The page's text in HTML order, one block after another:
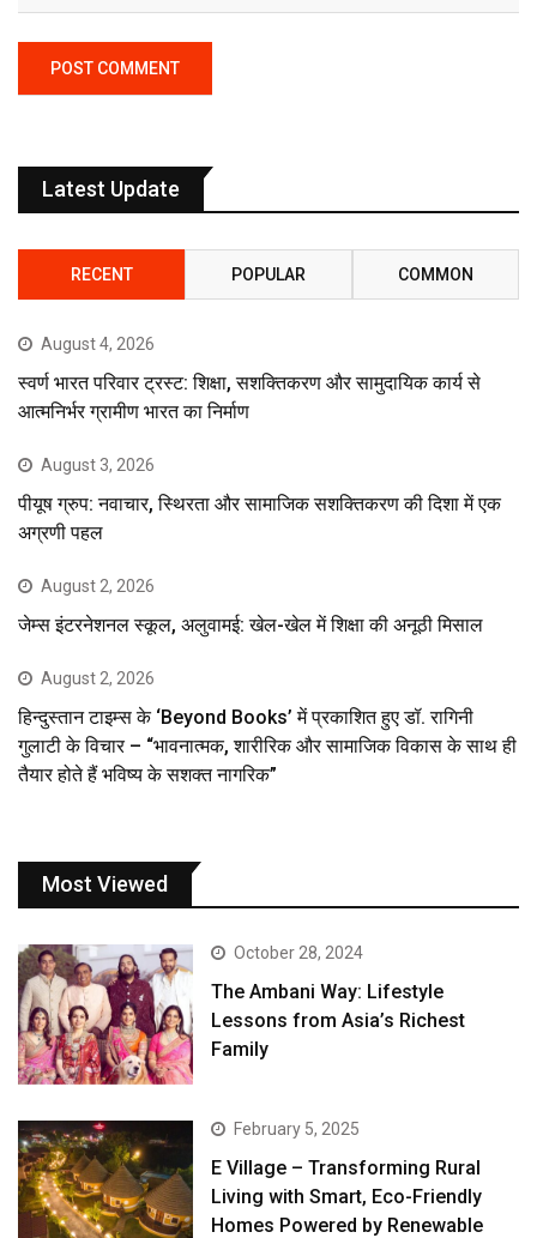
Latest Update
RECENT POPULAR COMMON
August 4, 2026
स्वर्ण भारत परिवार ट्रस्ट: शिक्षा, सशक्तिकरण और सामुदायिक कार्य से
आत्मनिर्भर ग्रामीण भारत का निर्माण
August 3, 2026
पीयूष ग्रुप: नवाचार, स्थिरता और सामाजिक सशक्तिकरण की दिशा में एक
अग्रणी पहल
August 2, 2026
जेम्स इंटरनेशनल स्कूल, अलुवामई: खेल-खेल में शिक्षा की अनूठी मिसाल
August 2, 2026
हिन्दुस्तान टाइम्स के ‘Beyond Books’ में प्रकाशित हुए डॉ. रागिनी
गुलाटी के विचार – “भावनात्मक, शारीरिक और सामाजिक विकास के साथ ही
तैयार होते हैं भविष्य के सशक्त नागरिक”
Most Viewed
October 28, 2024
The Ambani Way: Lifestyle
Lessons from Asia’s Richest
Family
February 5, 2025
E Village – Transforming Rural
Living with Smart, Eco-Friendly
Homes Powered by Renewable